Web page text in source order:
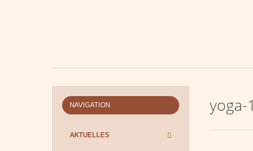
yoga-1
NAVIGATION
AKTUELLES